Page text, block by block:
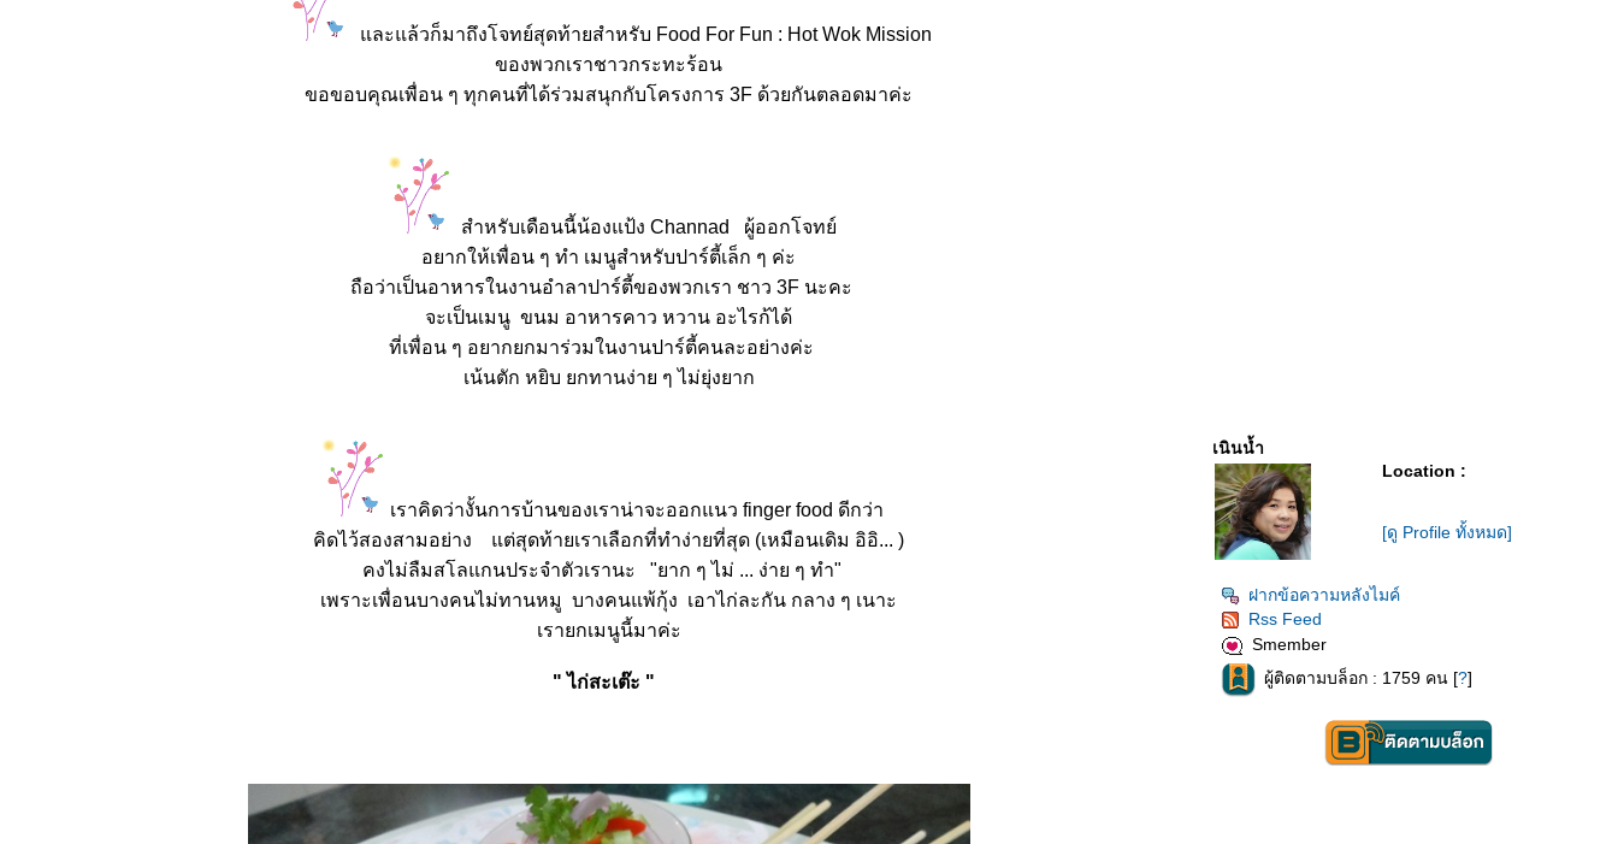
ละแล้วก็มาถึงโจทย์สุดท้ายสำหรับ Food For Fun : Hot Wok Mission
ของพวกเราชาวกระทะร้อน
ขอขอบคุณเพื่อน ๆ ทุกคนที่ได้ร่วมสนุกกับโครงการ 3F ด้วยกันตลอดมาค่ะ
สำหรับเดือนนี้น้องแป้ง Channad ผู้ออกโจทย์
อยากให้เพื่อน ๆ ทำ เมนูสำหรับปาร์ตี้เล็ก ๆ ค่ะ
ถือว่าเป็นอาหารในงานอำลาปาร์ตี้ของพวกเรา ชาว 3F นะคะ
จะเป็นเมนู ขนม อาหารคาว หวาน อะไรก้ได้
ที่เพื่อน ๆ อยากยกมาร่วมในงานปาร์ตี้คนละอย่างค่ะ
เน้นตัก หยิบ ยกทานง่าย ๆ ไม่ยุ่งยาก
เราคิดว่างั้นการบ้านของเราน่าจะออกแนว finger food ดีกว่า
คิดไว้สองสามอย่าง แต่สุดท้ายเราเลือกที่ทำง่ายที่สุด (เหมือนเดิม อิอิ... )
คงไม่ลืมสโลแกนประจำตัวเรานะ "ยาก ๆ ไม่ ... ง่าย ๆ ทำ"
เพราะเพื่อนบางคนไม่ทานหมู บางคนแพ้กุ้ง เอาไก่ละกัน กลาง ๆ เนาะ
เรายกเมนูนี้มาค่ะ
" ไก่สะเต๊ะ "
เนินน้ำ
Location :
[ดู Profile ทั้งหมด]
ฝากข้อความหลังไมค์
Rss Feed
Smember
ผู้ติดตามบล็อก : 1759 คน [?]